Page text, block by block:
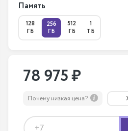
Память
128
ГБ
256
ГБ
512
ГБ
1
ТБ
78 975 ₽
Почему низкая цена?